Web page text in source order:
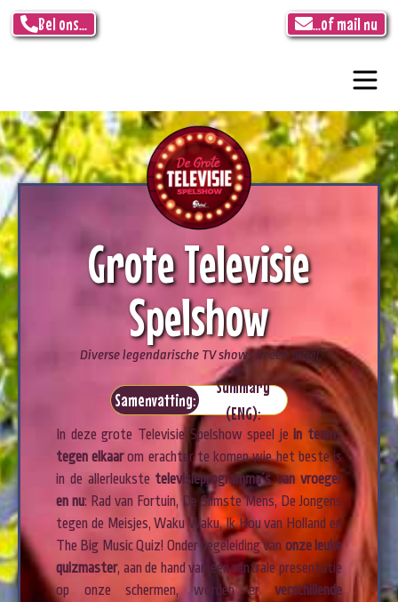
Bel ons... ...of mail nu
Grote Televisie
Spelshow
Diverse legendarische TV shows in één uitje!
Samenvatting:
Summary
(ENG):
In deze grote Televisie Spelshow speel je in teams
tegen elkaarom erachter te komen wie het beste is
in de allerleukste televisieprogramma´s van vroeger
en nu: Rad van Fortuin, De Slimste Mens, De Jongens
tegen de Meisjes, Waku Waku, Ik Hou van Holland en
The Big Music Quiz! Onder begeleiding van onze leuke
quizmaster, aan de hand van een centrale presentatie
op onze schermen, worden er verschillende